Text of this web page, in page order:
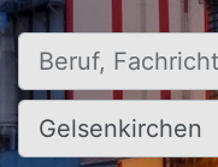
Beruf, Fachrichtung,
Ort, Stadt